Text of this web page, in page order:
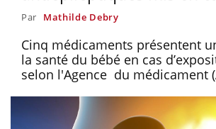
Par Mathilde Debry
Cinq médicaments présentent
la santé du bébé en cas
selon l'Agence du médicament